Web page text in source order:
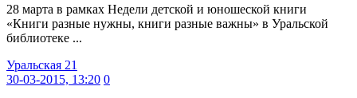
28 марта в рамках Недели детской и юношеской книги
«Книги разные нужны, книги разные важны» в Уральской
библиотеке ...
Уральская 21
30-03-2015, 13:20 0